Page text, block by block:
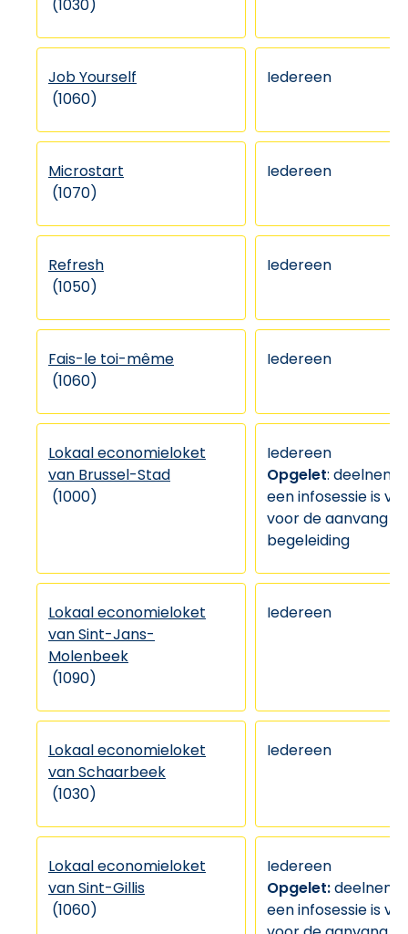
(1030)
Job Yourself
(1060)
Iedereen
Microstart
(1070)
Iedereen
Refresh
(1050)
Iedereen
Fais-le toi-même
(1060)
Iedereen
Lokaal economieloket
van Brussel-Stad
(1000)
Iedereen
Opgelet:
een infosessie is
voor de aanvang
begeleiding
Lokaal economieloket
van Sint-Jans-
Molenbeek
(1090)
Iedereen
Lokaal economieloket
van Schaarbeek
(1030)
Iedereen
Lokaal economieloket
van Sint-Gillis
(1060)
Iedereen
Opgelet:
een infosessie is